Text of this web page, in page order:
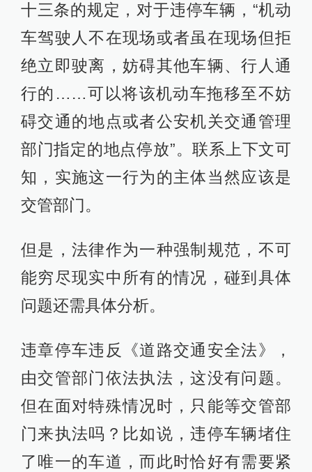
十三条的规定，对于违停车辆，“机动
车驾驶人不在现场或者虽在现场但拒
绝立即驶离，妨碍其他车辆、行人通
行的……可以将该机动车拖移至不妨
碍交通的地点或者公安机关交通管理
部门指定的地点停放”。联系上下文可
知，实施这一行为的主体当然应该是
交管部门。
但是，法律作为一种强制规范，不可
能穷尽现实中所有的情况，碰到具体
问题还需具体分析。
违章停车违反《道路交通安全法》，
由交管部门依法执法，这没有问题。
但在面对特殊情况时，只能等交管部
门来执法吗？比如说，违停车辆堵住
了唯一的车道，而此时恰好有需要紧